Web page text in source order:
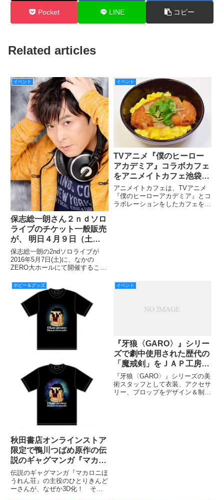
Pocket LINE コピー
Related articles
イベント
保志総一朗さん２ｎｄソロ
ライブのチケット一般販売
が、 明日４月９日（土）
１０：００よりスタート！
保志総一朗の2ndソロライブが
2016年5月7日(土)に、なかの
ZERO大ホールにて開催すること
チケットの一般発売がスタートす
る。
イベント
TVアニメ『僕のヒーロー
アカデミア』コラボカフェ
をアニメイトカフェ池袋3
号店にて6月1日より開催
アニメイトカフェは、TVアニメ
『僕のヒーローアカデミア』とコ
ラボレーションをしたカフェを、
ホビー＆グッズ
秋田書店オンラインストア
限定で鴨川つばめ原作の伝
説のギャグマンガ『マカロ
ニほうれん荘』の主役、
3D化されたきんどーさん
アイテム続々登場！
伝説のギャグマンガ『マカロニほ
うれん荘』の主役のひとりきんど
ーさんが、なぜか3D化！ そん
イベント
『牙狼〈GARO〉』シリー
ズで劇中使用された歴代の
「魔戒剣」をＪＡＰ工房直
営店＜GUILD-UNIT＞で展
示中！ 2018年12月30日
（日）まで開催
『牙狼〈GARO〉』シリーズの美
術スタッフとして衣装、アクセサ
リー、プロップをデザイン＆制作